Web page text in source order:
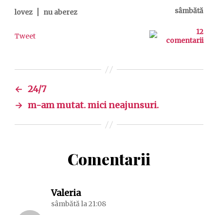
lovez nu aberez sâmbătă
Tweet
12
comentarii
← 24/7
→ m-am mutat. mici neajunsuri.
Comentarii
Valeriaspune:
sâmbătă la 21:08